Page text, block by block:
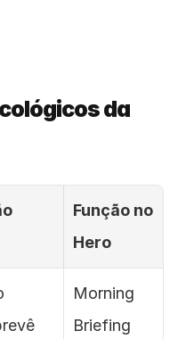
da
Função no
Hero
Morning
Briefing